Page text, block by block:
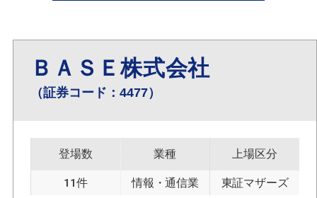
ＢＡＳＥ株式会社
（証券コード：4477）
登場数
11件
業種
情報・通信業
上場区分
東証マザーズ